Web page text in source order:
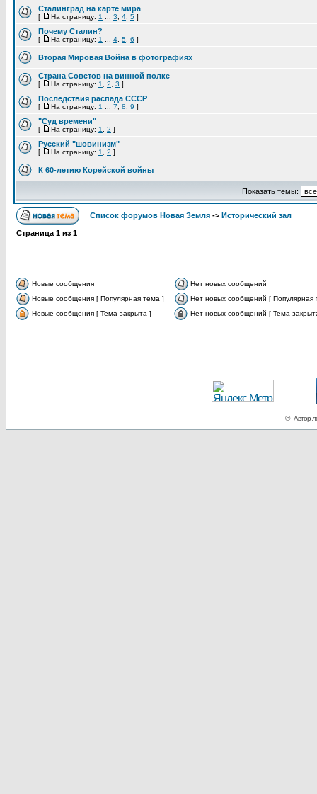
Сталинград на карте мира
[ На страницу: 1 3 4 5 ]
Почему Сталин?
[ На страницу: 1 4 5 6 ]
Вторая Мировая Война в фотографиях
Страна Советов на винной полке
[ На страницу: 1 2 3 ]
Последствия распада СССР
[ На страницу: 1 7 8 9 ]
"Суд времени"
[ На страницу: 1 2 ]
Русский "шовинизм"
[ На страницу: 1 2 ]
К 60-летию Корейской войны
Показать темы:
Список форумов Новая Земля -> Исторический зал
Страница 1 из 1
Новые сообщения
Нет новых сообщений
Новые сообщения [ Популярная тема ]
Нет новых сообщений [ Популярная
Новые сообщения [ Тема закрыта ]
Нет новых сообщений [ Тема
© Автор